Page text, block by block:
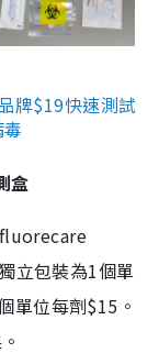
牌$19快速測試
盒
立包裝為1個單
單位每劑$15。